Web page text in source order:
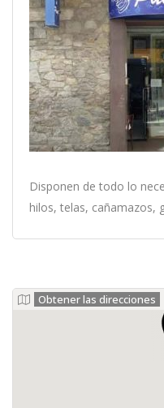
Disponen de todo lo
hilos, telas, cañamazos,
Obtener las direcciones